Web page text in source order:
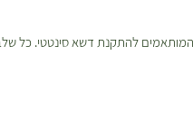
המותאמים להתקנת דשא סינטטי. כל